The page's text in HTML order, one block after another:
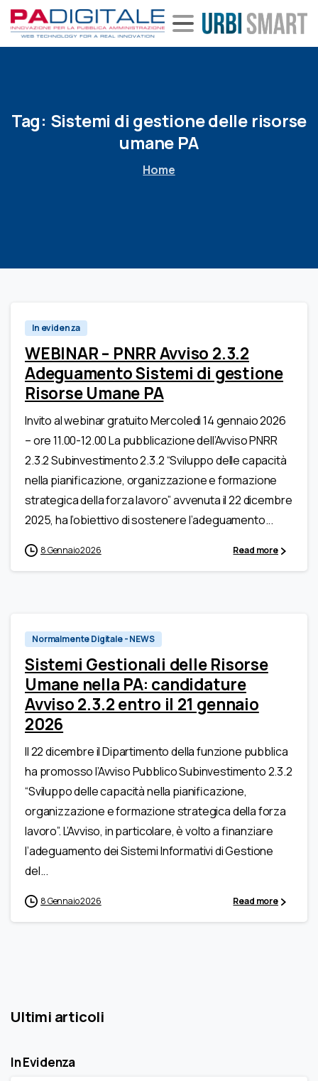
Tag: Sistemi di gestionedelle risorse
umane PA
Home
In evidenza
WEBINAR – PNRR Avviso 2.3.2
Adeguamento Sistemi di gestione
Risorse Umane PA
Invito al webinar gratuito Mercoledì 14 gennaio 2026
– ore 11.00-12.00 La pubblicazione dell’Avviso PNRR
2.3.2 Subinvestimento 2.3.2 “Sviluppo delle capacità
nella pianificazione, organizzazione e formazione
strategica della forza lavoro” avvenuta il 22 dicembre
2025, ha l’obiettivo di sostenere l’adeguamento...
8 Gennaio 2026 Read more
Normalmente Digitale - NEWS
Sistemi Gestionali delle Risorse
Umane nella PA: candidature
Avviso 2.3.2 entro il 21 gennaio
2026
Il 22 dicembre il Dipartimento della funzione pubblica
ha promosso l’Avviso Pubblico Subinvestimento 2.3.2
“Sviluppo delle capacità nella pianificazione,
organizzazione e formazione strategica della forza
lavoro”. L’Avviso, in particolare, è volto a finanziare
l’adeguamento dei Sistemi Informativi di Gestione
del...
8 Gennaio 2026 Read more
Ultimi articoli
In Evidenza